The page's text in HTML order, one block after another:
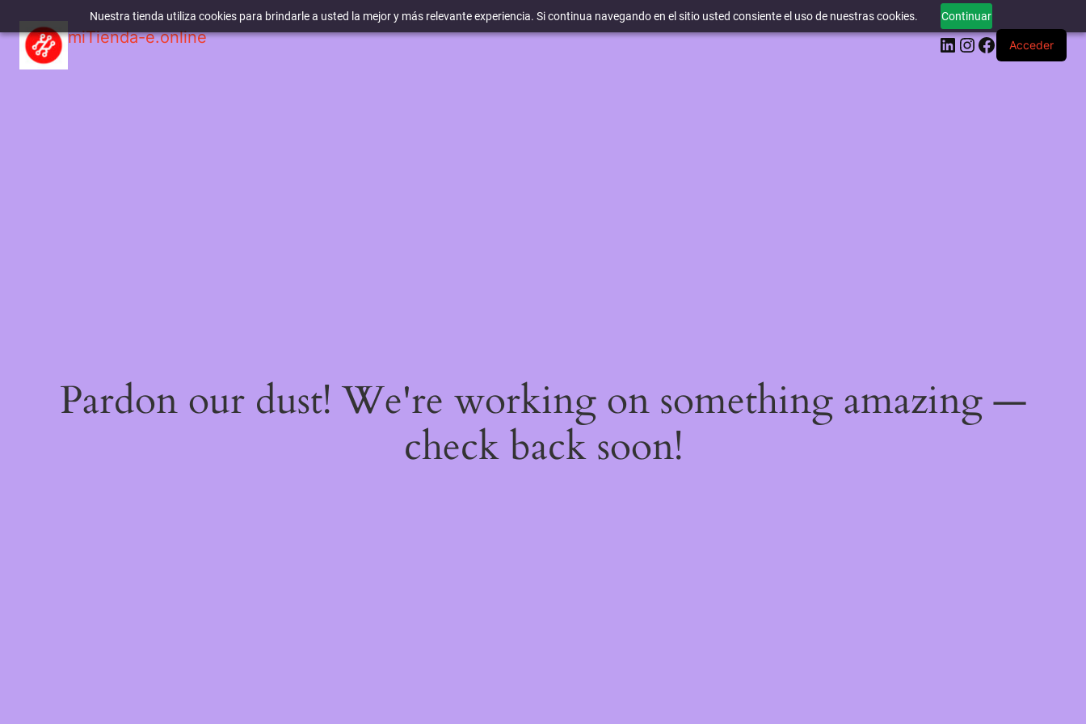
Nuestra tienda utiliza cookies para brindarle a usted la mejor y más relevante experiencia. Si continua navegando en el sitio usted consiente el uso de nuestras cookies. Continuar
miTienda-e.online LinkedIn
Instagram
Facebook
Acceder
Pardon our dust! We're working on something amazing —
check back soon!